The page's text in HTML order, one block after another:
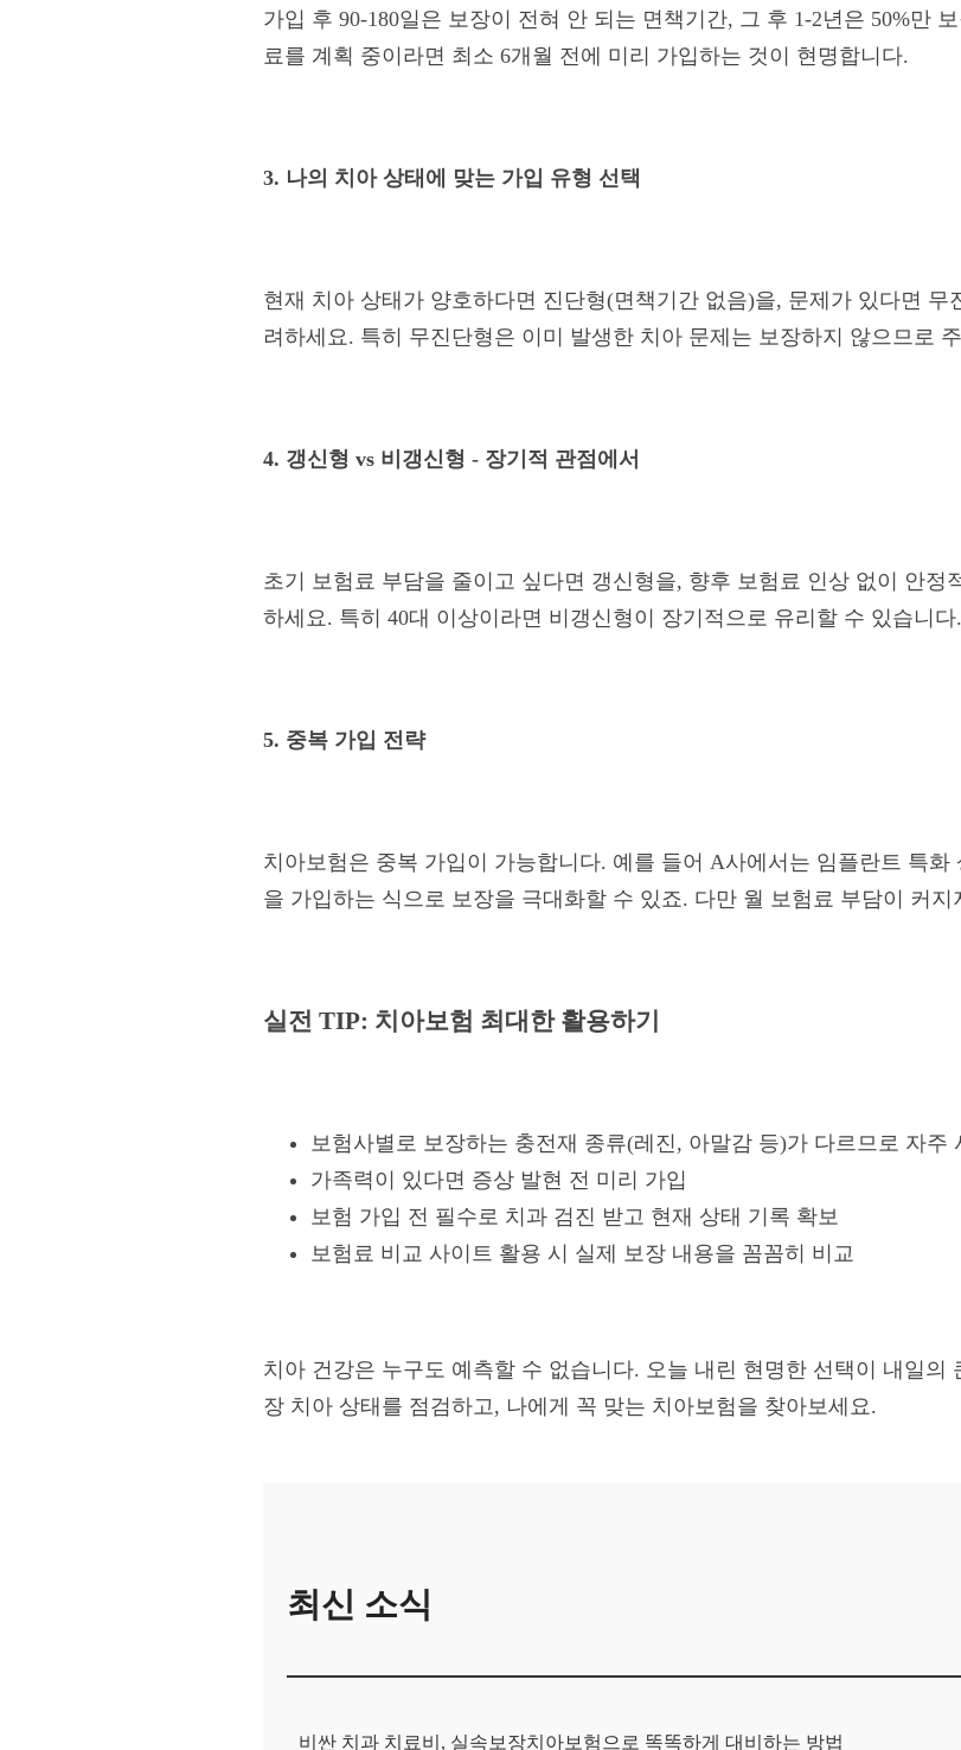
가입 후 90-180일은 보장이 전혀 안 되는 면책기간, 그 후 1-2년은 50%만
료를 계획 중이라면 최소 6개월 전에 미리 가입하는 것이 현명합니다.
3. 나의 치아 상태에 맞는 가입 유형 선택
현재 치아 상태가 양호하다면 진단형(면책기간 없음)을, 문제가 있다면 무
려하세요. 특히 무진단형은 이미 발생한 치아 문제는 보장하지 않으므로
4. 갱신형 vs 비갱신형 - 장기적 관점에서
초기 보험료 부담을 줄이고 싶다면 갱신형을, 향후 보험료 인상 없이 안정
하세요. 특히 40대 이상이라면 비갱신형이 장기적으로 유리할 수 있습니다.
5. 중복 가입 전략
치아보험은 중복 가입이 가능합니다. 예를 들어 A사에서는 임플란트 특
을 가입하는 식으로 보장을 극대화할 수 있죠. 다만 월 보험료 부담이 커지
실전 TIP: 치아보험 최대한 활용하기
보험사별로 보장하는 충전재 종류(레진, 아말감 등)가 다르므로 자주
가족력이 있다면 증상 발현 전 미리 가입
보험 가입 전 필수로 치과 검진 받고 현재 상태 기록 확보
보험료 비교 사이트 활용 시 실제 보장 내용을 꼼꼼히 비교
치아 건강은 누구도 예측할 수 없습니다. 오늘 내린 현명한 선택이 내일의
장 치아 상태를 점검하고, 나에게 꼭 맞는 치아보험을 찾아보세요.
최신 소식
비싼 치과 치료비, 실속보장치아보험으로 똑똑하게 대비하는 방법